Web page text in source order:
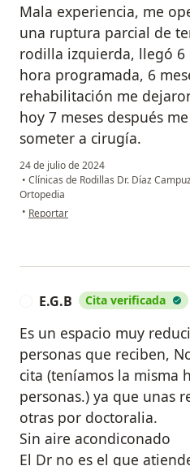
Mala experiencia, me
una ruptura parcial de
rodilla izquierda, llegó 6
hora programada, 6
rehabilitación me
hoy 7 meses después
someter a cirugía.
24 de julio de 2024
• Clínicas de Rodillas Dr. Díaz
Ortopedia
• en opinión del usuario Marcos M
Reportar
E.G.B Cita verificada
Es un espacio muy
personas que reciben,
cita (teníamos la misma
personas.) ya que unas
otras por doctoralia.
Sin aire acondiconado
El Dr no es el que